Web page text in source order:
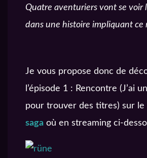
Quatre aventuriers vont se voir
dans une histoire impliquant ce
Je vous propose donc de
l’épisode 1 : Rencontre (J’ai
pour trouver des titres) sur le
saga où en streaming ci-